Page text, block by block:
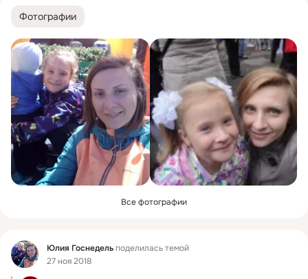
Фотографии
Все фотографии
Фид Юлия Госнедельподелилась темой
27 ноя 2018